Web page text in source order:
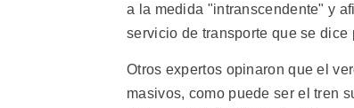
a la medida "intranscendente" y
servicio de transporte que se
Otros expertos opinaron que el
masivos, como puede ser el tren